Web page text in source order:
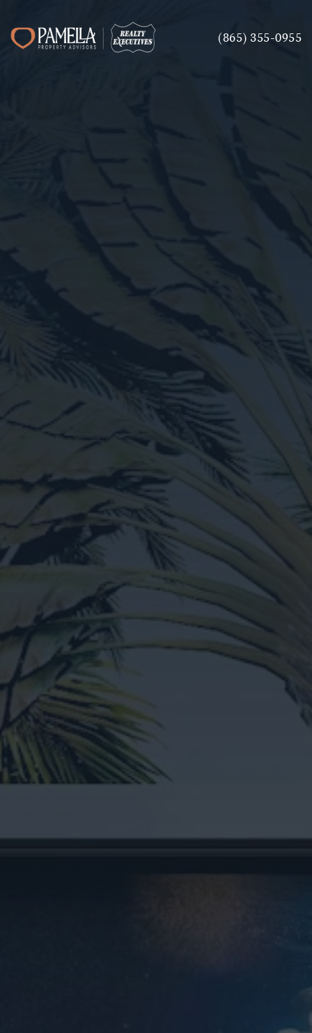
(865) 355-0955